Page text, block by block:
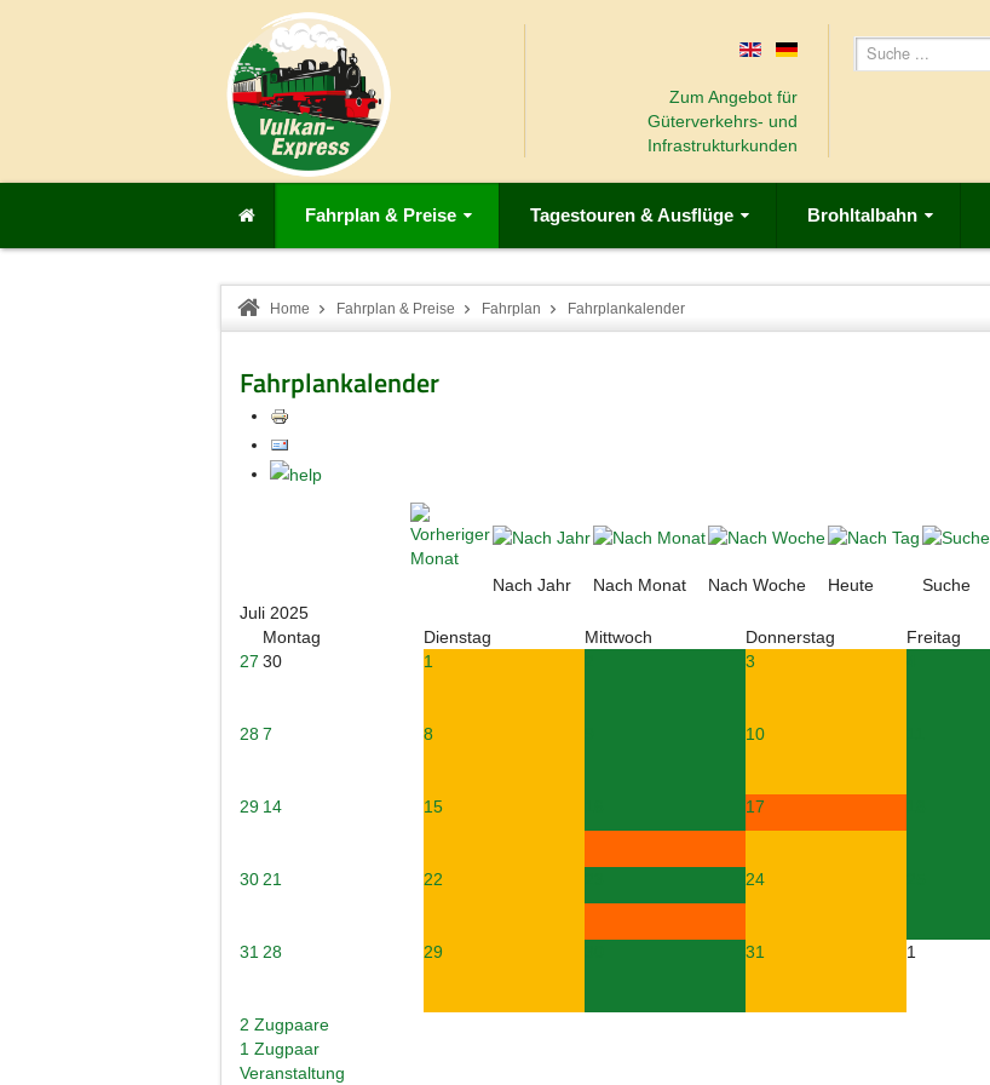
Zum Angebot für
Güterverkehrs- und
Infrastrukturkunden
Fahrplan & Preise Tagestouren & Ausflüge Brohltalbahn
Home Fahrplan & Preise Fahrplan Fahrplankalender
Fahrplankalender
Nach Jahr Nach Monat Nach Woche Heute Suche
Juli 2025
Montag
Dienstag Mittwoch Donnerstag Freitag
27 30 1 3
287 8 10
29 14 15 17
3021 22 24
3128 29 31 1
2 Zugpaare
1 Zugpaar
Veranstaltung